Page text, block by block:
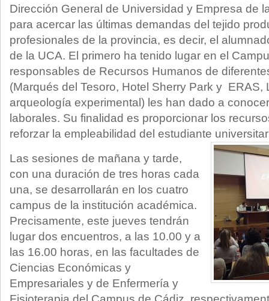
Dirección General de Universidad y Empresa de
para acercar las últimas demandas del tejido
profesionales de la provincia, es decir, el
de la UCA. El primero ha tenido lugar en el
responsables de Recursos Humanos de
(Marqués del Tesoro, Hotel Sherry Park y ERAS,
arqueología experimental) les han dado a
laborales. Su finalidad es proporcionar los
reforzar la empleabilidad del estudiante
Las sesiones de mañana y tarde,
con una duración de tres horas cada
una, se desarrollarán en los cuatro
campus de la institución académica.
Precisamente, este jueves tendrán
lugar dos encuentros, a las 10.00 y a
las 16.00 horas, en las facultades de
Ciencias Económicas y
Empresariales y de Enfermería y